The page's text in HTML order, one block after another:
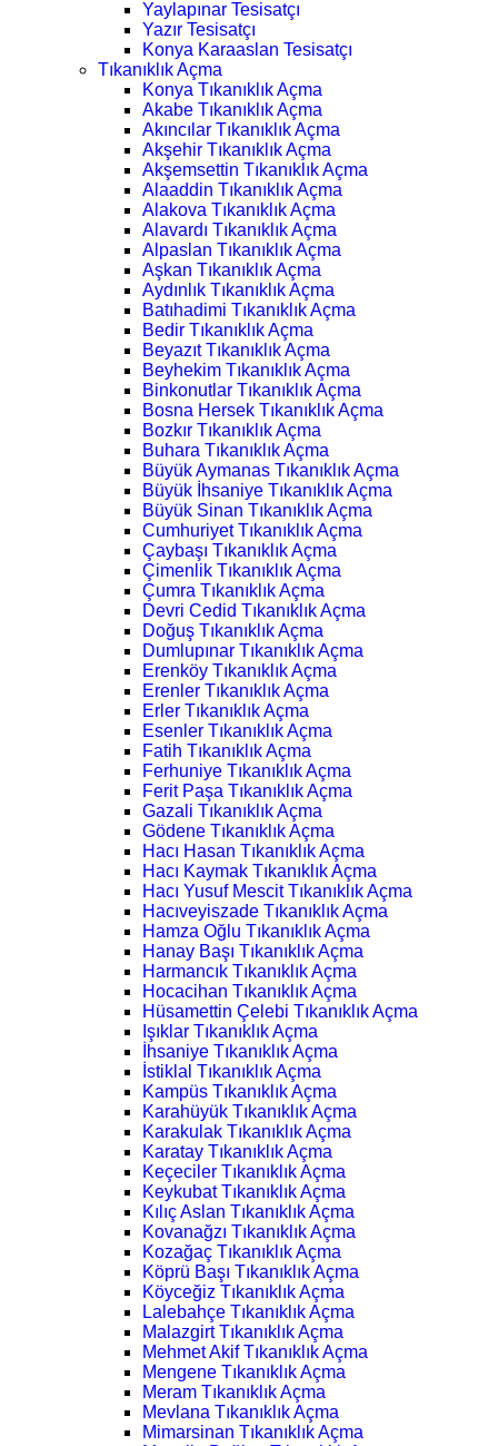
Yaylapınar Tesisatçı
Yazır Tesisatçı
Konya Karaaslan Tesisatçı
Tıkanıklık Açma
Konya Tıkanıklık Açma
Akabe Tıkanıklık Açma
Akıncılar Tıkanıklık Açma
Akşehir Tıkanıklık Açma
Akşemsettin Tıkanıklık Açma
Alaaddin Tıkanıklık Açma
Alakova Tıkanıklık Açma
Alavardı Tıkanıklık Açma
Alpaslan Tıkanıklık Açma
Aşkan Tıkanıklık Açma
Aydınlık Tıkanıklık Açma
Batıhadimi Tıkanıklık Açma
Bedir Tıkanıklık Açma
Beyazıt Tıkanıklık Açma
Beyhekim Tıkanıklık Açma
Binkonutlar Tıkanıklık Açma
Bosna Hersek Tıkanıklık Açma
Bozkır Tıkanıklık Açma
Buhara Tıkanıklık Açma
Büyük Aymanas Tıkanıklık Açma
Büyük İhsaniye Tıkanıklık Açma
Büyük Sinan Tıkanıklık Açma
Cumhuriyet Tıkanıklık Açma
Çaybaşı Tıkanıklık Açma
Çimenlik Tıkanıklık Açma
Çumra Tıkanıklık Açma
Devri Cedid Tıkanıklık Açma
Doğuş Tıkanıklık Açma
Dumlupınar Tıkanıklık Açma
Erenköy Tıkanıklık Açma
Erenler Tıkanıklık Açma
Erler Tıkanıklık Açma
Esenler Tıkanıklık Açma
Fatih Tıkanıklık Açma
Ferhuniye Tıkanıklık Açma
Ferit Paşa Tıkanıklık Açma
Gazali Tıkanıklık Açma
Gödene Tıkanıklık Açma
Hacı Hasan Tıkanıklık Açma
Hacı Kaymak Tıkanıklık Açma
Hacı Yusuf Mescit Tıkanıklık Açma
Hacıveyiszade Tıkanıklık Açma
Hamza Oğlu Tıkanıklık Açma
Hanay Başı Tıkanıklık Açma
Harmancık Tıkanıklık Açma
Hocacihan Tıkanıklık Açma
Hüsamettin Çelebi Tıkanıklık Açma
Işıklar Tıkanıklık Açma
İhsaniye Tıkanıklık Açma
İstiklal Tıkanıklık Açma
Kampüs Tıkanıklık Açma
Karahüyük Tıkanıklık Açma
Karakulak Tıkanıklık Açma
Karatay Tıkanıklık Açma
Keçeciler Tıkanıklık Açma
Keykubat Tıkanıklık Açma
Kılıç Aslan Tıkanıklık Açma
Kovanağzı Tıkanıklık Açma
Kozağaç Tıkanıklık Açma
Köprü Başı Tıkanıklık Açma
Köyceğiz Tıkanıklık Açma
Lalebahçe Tıkanıklık Açma
Malazgirt Tıkanıklık Açma
Mehmet Akif Tıkanıklık Açma
Mengene Tıkanıklık Açma
Meram Tıkanıklık Açma
Mevlana Tıkanıklık Açma
Mimarsinan Tıkanıklık Açma